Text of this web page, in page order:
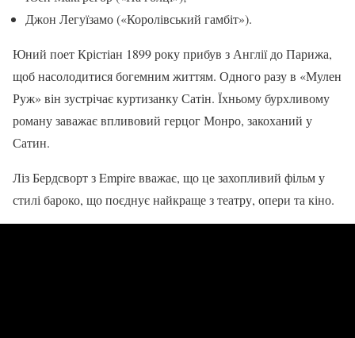
Джон Легуїзамо («Королівський гамбіт»).
Юний поет Крістіан 1899 року прибув з Англії до Парижа,
щоб насолодитися богемним життям. Одного разу в «Мулен
Руж» він зустрічає куртизанку Сатін. Їхньому бурхливому
роману заважає впливовий герцог Монро, закоханий у
Сатин.
Ліз Бердсворт з Empire вважає, що це захопливий фільм у
стилі бароко, що поєднує найкраще з театру, опери та кіно.